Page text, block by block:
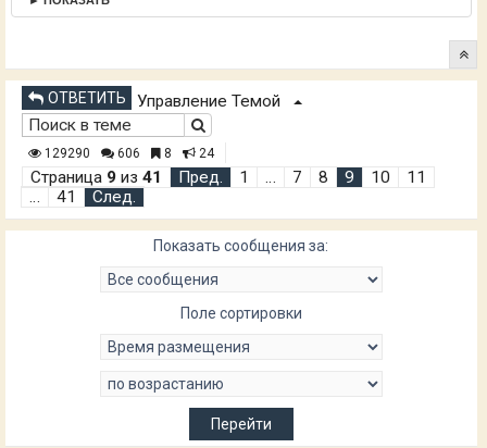
ОТВЕТИТЬ Управление Темой
129290 606 8 24
Страница 9 из 41 Пред. 1 … 7 8 9 10
11
…
41 След.
Показать сообщения за:
Поле сортировки